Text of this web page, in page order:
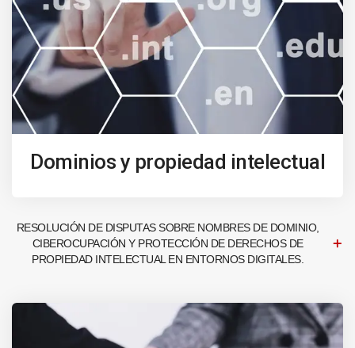
Dominios y propiedad intelectual
RESOLUCIÓN DE DISPUTAS SOBRE NOMBRES DE DOMINIO,
CIBEROCUPACIÓN Y PROTECCIÓN DE DERECHOS DE
PROPIEDAD INTELECTUAL EN ENTORNOS DIGITALES.